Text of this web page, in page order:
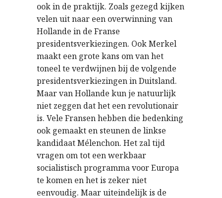
ook in de praktijk. Zoals gezegd kijken
velen uit naar een overwinning van
Hollande in de Franse
presidentsverkiezingen. Ook Merkel
maakt een grote kans om van het
toneel te verdwijnen bij de volgende
presidentsverkiezingen in Duitsland.
Maar van Hollande kun je natuurlijk
niet zeggen dat het een revolutionair
is. Vele Fransen hebben die bedenking
ook gemaakt en steunen de linkse
kandidaat Mélenchon. Het zal tijd
vragen om tot een werkbaar
socialistisch programma voor Europa
te komen en het is zeker niet
eenvoudig. Maar uiteindelijk is de